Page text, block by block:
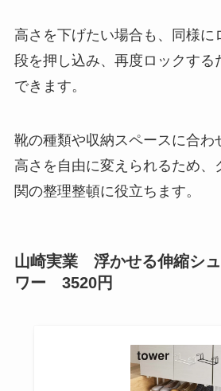
高さを下げたい場合も、同様に
段を押し込み、再度ロックする
できます。
靴の種類や収納スペースに合わ
高さを自由に変えられるため、
関の整理整頓に役立ちます。
山崎実業 浮かせる伸縮シ
ワー 3520円